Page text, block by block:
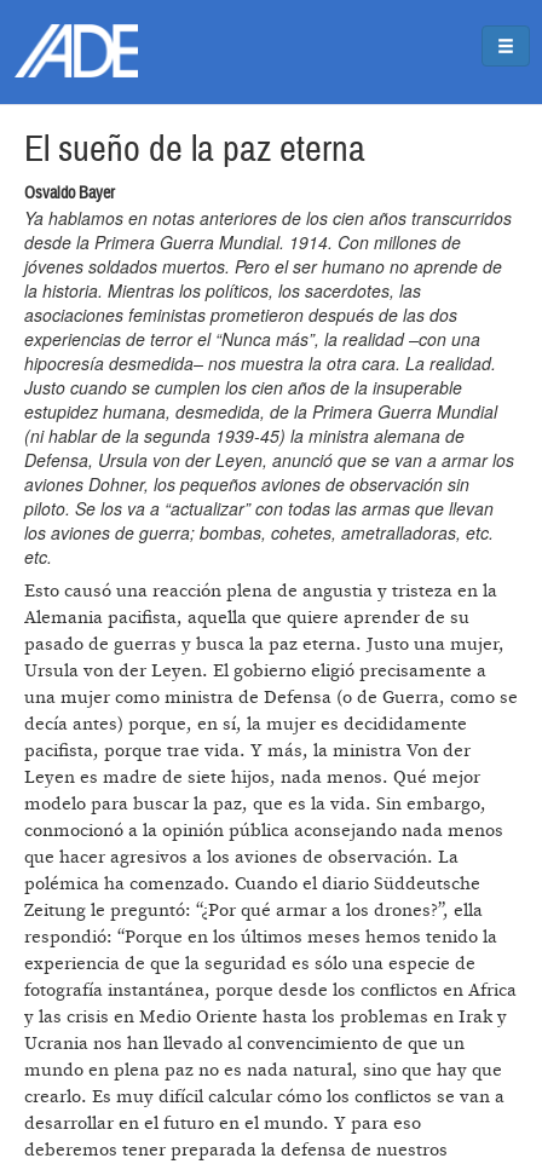
El sueño de la paz eterna
Osvaldo Bayer
Ya hablamos en notas anteriores de los cien años transcurridos
desde la Primera Guerra Mundial. 1914. Con millones de
jóvenes soldados muertos. Pero el ser humano no aprende de
la historia. Mientras los políticos, los sacerdotes, las
asociaciones feministas prometieron después de las dos
experiencias de terror el “Nunca más”, la realidad –con una
hipocresía desmedida– nos muestra la otra cara. La realidad.
Justo cuando se cumplen los cien años de la insuperable
estupidez humana, desmedida, de la Primera Guerra Mundial
(ni hablar de la segunda 1939-45) la ministra alemana de
Defensa, Ursula von der Leyen, anunció que se van a armar los
aviones Dohner, los pequeños aviones de observación sin
piloto. Se los va a “actualizar” con todas las armas que llevan
los aviones de guerra; bombas, cohetes, ametralladoras, etc.
etc.
Esto causó una reacción plena de angustia y tristeza en la
Alemania pacifista, aquella que quiere aprender de su
pasado de guerras y busca la paz eterna. Justo una mujer,
Ursula von der Leyen. El gobierno eligió precisamente a
una mujer como ministra de Defensa (o de Guerra, como se
decía antes) porque, en sí, la mujer es decididamente
pacifista, porque trae vida. Y más, la ministra Von der
Leyen es madre de siete hijos, nada menos. Qué mejor
modelo para buscar la paz, que es la vida. Sin embargo,
conmocionó a la opinión pública aconsejando nada menos
que hacer agresivos a los aviones de observación. La
polémica ha comenzado. Cuando el diario Süddeutsche
Zeitung le preguntó: “¿Por qué armar a los drones?”, ella
respondió: “Porque en los últimos meses hemos tenido la
experiencia de que la seguridad es sólo una especie de
fotografía instantánea, porque desde los conflictos en Africa
y las crisis en Medio Oriente hasta los problemas en Irak y
Ucrania nos han llevado al convencimiento de que un
mundo en plena paz no es nada natural, sino que hay que
crearlo. Es muy difícil calcular cómo los conflictos se van a
desarrollar en el futuro en el mundo. Y para eso
deberemos tener preparada la defensa de nuestros